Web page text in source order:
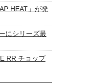
HEAT」が発
にシリーズ最
RR チョップ